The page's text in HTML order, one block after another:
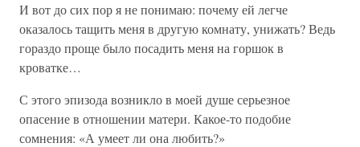
И вот до сих пор я не понимаю: почему ей легче
оказалось тащить меня в другую комнату, унижать? Ведь
гораздо проще было посадить меня на горшок в
кроватке…
С этого эпизода возникло в моей душе серьезное
опасение в отношении матери. Какое-то подобие
сомнения: «А умеет ли она любить?»